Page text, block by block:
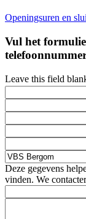
Openingsuren en
Vul het
Leave this field
Deze gegevens
vinden. We